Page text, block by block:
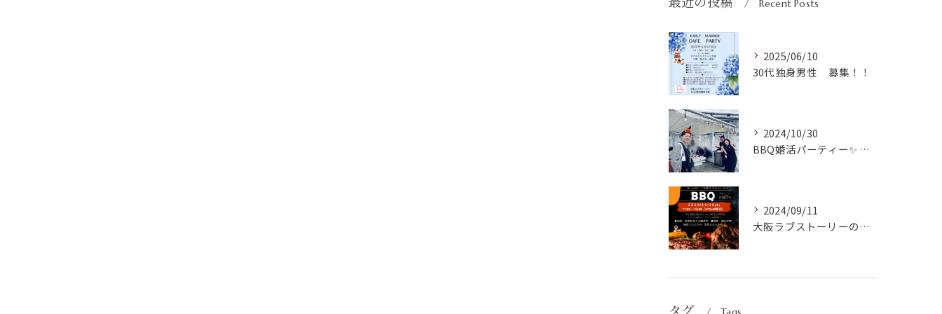
Recent Posts
2025/06/10
30代独身男性 募集！！
2024/10/30
BBQ婚活パーティー✨ 開催ご報告！
2024/09/11
大阪ラブストーリーの初リアルParty開催✨
タグ